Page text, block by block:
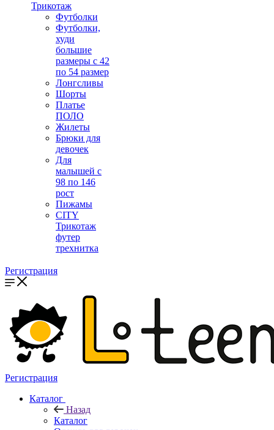
Трикотаж
Футболки
Футболки,
худи
большие
размеры с 42
по 54 размер
Лонгсливы
Шорты
Платье
ПОЛО
Жилеты
Брюки для
девочек
Для
малышей с
98 по 146
рост
Пижамы
CITY
Трикотаж
футер
трехнитка
Регистрация
Регистрация
Каталог
Назад
Каталог